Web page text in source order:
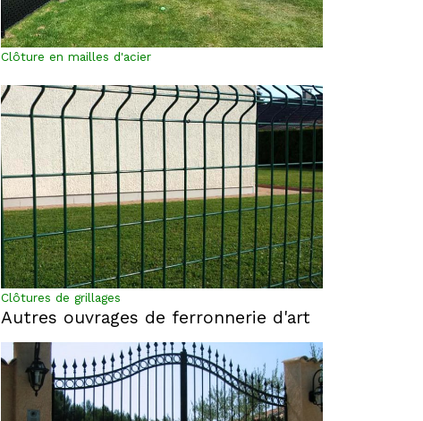
Clôture en mailles d'acier
Clôtures de grillages
Autres ouvrages de ferronnerie d'art